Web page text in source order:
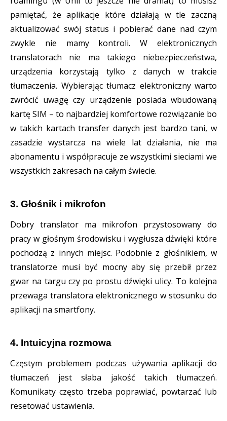
pamiętać, że aplikacje które działają w tle zaczną
aktualizować swój status i pobierać dane nad czym
zwykle nie mamy kontroli. W elektronicznych
translatorach nie ma takiego niebezpieczeństwa,
urządzenia korzystają tylko z danych w trakcie
tłumaczenia. Wybierając tłumacz elektroniczny warto
zwrócić uwagę czy urządzenie posiada wbudowaną
kartę SIM – to najbardziej komfortowe rozwiązanie bo
w takich kartach transfer danych jest bardzo tani, w
zasadzie wystarcza na wiele lat działania, nie ma
abonamentu i współpracuje ze wszystkimi sieciami we
wszystkich zakresach na całym świecie.
3. Głośnik i mikrofon
Dobry translator ma mikrofon przystosowany do
pracy w głośnym środowisku i wygłusza dźwięki które
pochodzą z innych miejsc. Podobnie z głośnikiem, w
translatorze musi być mocny aby się przebił przez
gwar na targu czy po prostu dźwięki ulicy. To kolejna
przewaga translatora elektronicznego w stosunku do
aplikacji na smartfony.
4. Intuicyjna rozmowa
Częstym problemem podczas używania aplikacji do
tłumaczeń jest słaba jakość takich tłumaczeń.
Komunikaty często trzeba poprawiać, powtarzać lub
resetować ustawienia.